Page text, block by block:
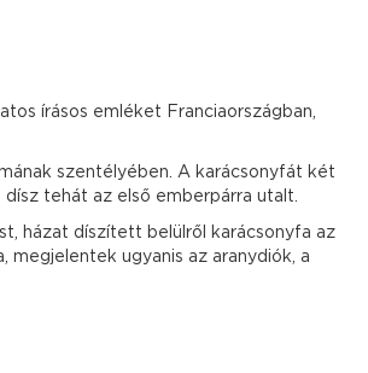
írásos emléket Franciaországban,
szentélyében. A karácsonyfát két
tehát az első emberpárra utalt.
házat díszített belülről karácsonyfa az
megjelentek ugyanis az aranydiók, a